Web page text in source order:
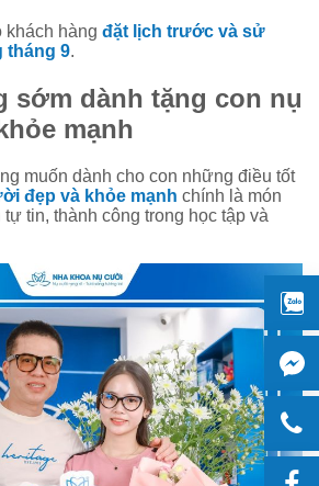
khách hàng đặt lịch trước và sử
tháng 9.
sớm dành tặng con nụ
mạnh
muốn dành cho con những điều tốt
đẹp và khỏe mạnh chính là món
tin, thành công trong học tập và